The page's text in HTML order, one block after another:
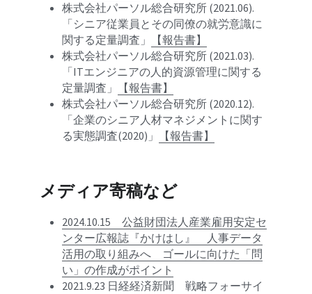
株式会社パーソル総合研究所 (2021.06).
「シニア従業員とその同僚の就労意識に
関する定量調査」
【報告書】
株式会社パーソル総合研究所 (2021.03).
「ITエンジニアの人的資源管理に関する
定量調査」
【報告書】
株式会社パーソル総合研究所 (2020.12).
「企業のシニア人材マネジメントに関す
る実態調査(2020)」
【報告書】
メディア寄稿など
2024.10.15 公益財団法人産業雇用安定セ
ンター広報誌『かけはし』　人事データ
活用の取り組みへ　ゴールに向けた「問
い」の作成がポイント
2021.9.23 日経経済新聞　戦略フォーサイ